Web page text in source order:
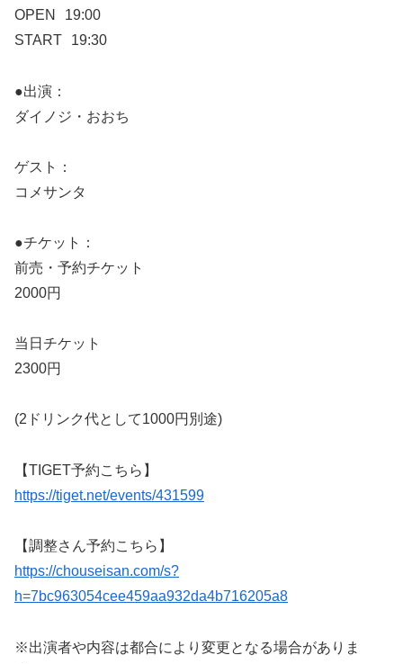
OPEN 19:00
START 19:30
●出演：
ダイノジ・おおち
ゲスト：
コメサンタ
●チケット：
前売・予約チケット
2000円
当日チケット
2300円
(2ドリンク代として1000円別途)
【TIGET予約こちら】
https://tiget.net/events/431599
【調整さん予約こちら】
https://chouseisan.com/s?
h=7bc963054cee459aa932da4b716205a8
※出演者や内容は都合により変更となる場合がありま